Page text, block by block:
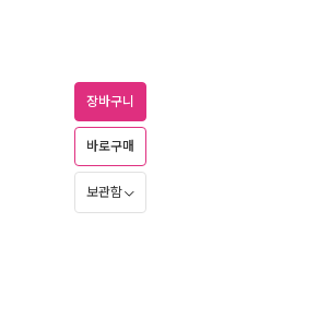
장바구니
바로구매
보관함